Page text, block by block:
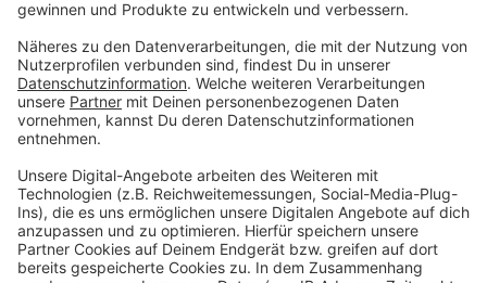
übermittelt. Bei der anschließenden Fallberatung in der
Kinderschutzambulanz Münster seien ebenfalls keine
ausreichenden Fakten für eine Gefährdung des Kindes
erkannt worden, die einen Eingriff in das mütterliche
Sorgerecht gerechtfertigt hätten, sagte Stamp
weiter.
Anzeige
Bis Ende November 2016 habe es weitere Gespräche